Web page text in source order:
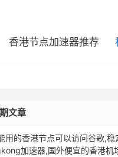
香港节点加速器推荐
文章
用的香港节点可以访问谷歌,稳
加速器,国外便宜的香港机